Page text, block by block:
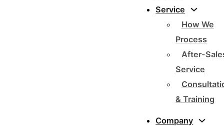
Service
How We
Process
After-
Service
& Training
Company